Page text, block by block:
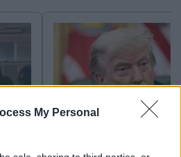
My Personal